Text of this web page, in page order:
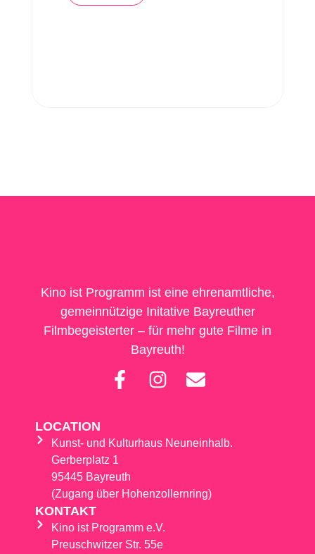
Kino ist Programm ist eine ehrenamtliche,
gemeinnützige Initative Bayreuther
Filmbegeisterter – für mehr gute Filme in
Bayreuth!
LOCATION
Kunst- und Kulturhaus Neuneinhalb.
Gerberplatz 1
95445 Bayreuth
(Zugang über Hohenzollernring)
KONTAKT
Kino ist Programm e.V.
Preuschwitzer Str. 55e